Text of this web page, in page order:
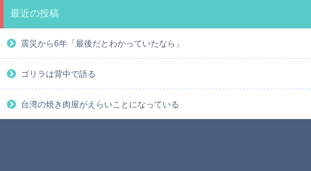
最近の投稿
震災から6年「最後だとわかっていたなら」
ゴリラは背中で語る
台湾の焼き肉屋がえらいことになっている